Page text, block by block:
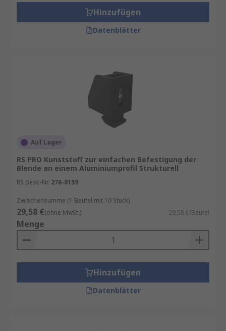
Hinzufügen
Datenblätter
Auf Lager
RS PRO Kunststoff zur einfachen Befestigung der
Blende an einem Aluminiumprofil Strukturell
RS Best.-Nr. 276-8159
Zwischensumme (1 Beutel mit 10 Stück)
29,58 €(ohne MwSt.) 29,58 €/Beutel
Menge
Hinzufügen
Datenblätter